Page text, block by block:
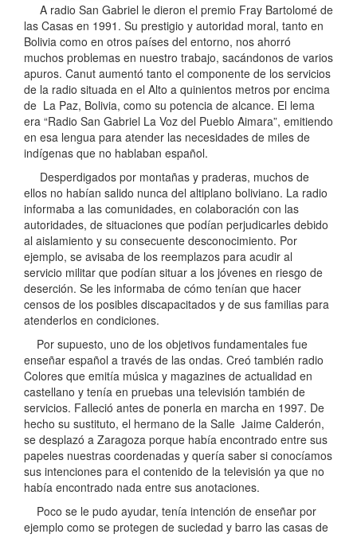
A radio San Gabriel le dieron el premio Fray Bartolomé de
las Casas en 1991. Su prestigio y autoridad moral, tanto en
Bolivia como en otros países del entorno, nos ahorró
muchos problemas en nuestro trabajo, sacándonos de varios
apuros. Canut aumentó tanto el componente de los servicios
de la radio situada en el Alto a quinientos metros por encima
de La Paz, Bolivia, como su potencia de alcance. El lema
era “Radio San Gabriel La Voz del Pueblo Aimara”, emitiendo
en esa lengua para atender las necesidades de miles de
indígenas que no hablaban español.
Desperdigados por montañas y praderas, muchos de
ellos no habían salido nunca del altiplano boliviano. La radio
informaba a las comunidades, en colaboración con las
autoridades, de situaciones que podían perjudicarles debido
al aislamiento y su consecuente desconocimiento. Por
ejemplo, se avisaba de los reemplazos para acudir al
servicio militar que podían situar a los jóvenes en riesgo de
deserción. Se les informaba de cómo tenían que hacer
censos de los posibles discapacitados y de sus familias para
atenderlos en condiciones.
Por supuesto, uno de los objetivos fundamentales fue
enseñar español a través de las ondas. Creó también radio
Colores que emitía música y magazines de actualidad en
castellano y tenía en pruebas una televisión también de
servicios. Falleció antes de ponerla en marcha en 1997. De
hecho su sustituto, el hermano de la Salle Jaime Calderón,
se desplazó a Zaragoza porque había encontrado entre sus
papeles nuestras coordenadas y quería saber si conocíamos
sus intenciones para el contenido de la televisión ya que no
había encontrado nada entre sus anotaciones.
Poco se le pudo ayudar, tenía intención de enseñar por
ejemplo como se protegen de suciedad y barro las casas de